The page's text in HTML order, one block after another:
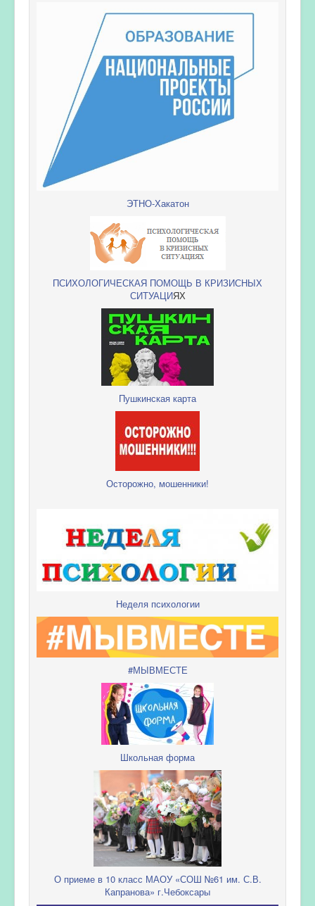
ЭТНО-Хакатон
ПСИХОЛОГИЧЕСКАЯ ПОМОЩЬ В КРИЗИСНЫХ
СИТУАЦИЯХ
Пушкинская карта
Осторожно, мошенники!
Неделя психологии
#МЫВМЕСТЕ
Школьная форма
О приеме в 10 класс МАОУ «СОШ №61 им. С.В.
Капранова» г.Чебоксары